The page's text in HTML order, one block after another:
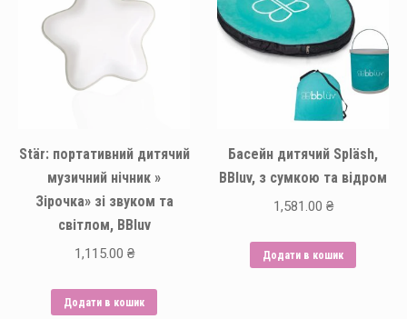
Stär: портативний дитячий
музичний нічник »
Зірочка» зі звуком та
світлом, BBluv
1,115.00 ₴
Додати в кошик
Басейн дитячий Spläsh,
BBluv, з сумкою та відром
1,581.00 ₴
Додати в кошик